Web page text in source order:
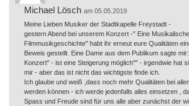
Michael Lösch am 05.05.2019
Meine Lieben Musiker der Stadtkapelle Freystadt -
gestern Abend bei unserem Konzert -" Eine
Filmmusikgeschichte" habt ihr erneut eure Qualitäten
Beweis gestellt. Eine Dame aus dem Publikum sagte
Konzert" - ist eine Steigerung möglich"" - irgendwie hat
mir - aber das ist nicht das wichtigste finde ich.
Ich glaube und weiß ,dass noch mehr Qualitäten bei
werden können - ich werde jedenfalls alles einsetzen ,
Spass und Freude sind für uns alle aber zunächst der